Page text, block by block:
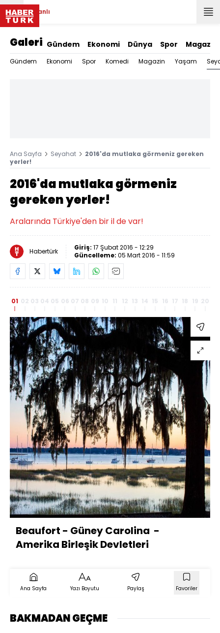
Canlı
Galeri Gündem Ekonomi Dünya Spor Magazin
Gündem Ekonomi Spor Komedi Magazin Yaşam
Ana Sayfa Seyahat
2016'da mutlaka görmeniz gereken
yerler!
2016'da mutlaka görmeniz
gereken yerler!
Aralarında Türkiye'den bir il de var!
Habertürk Giriş: 17 Şubat 2016 - 12:29
Güncelleme: 05 Mart 2016 - 11:59
Beaufort - Güney Carolina -
Amerika Birleşik Devletleri
01 02 03 04 05 06 07 08 09 10 11 12 13 14 15 16 17 18 19 20
Ana Sayfa Yazı Boyutu Paylaş Favoriler
BAKMADAN GEÇME